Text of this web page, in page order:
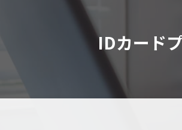
IDカード